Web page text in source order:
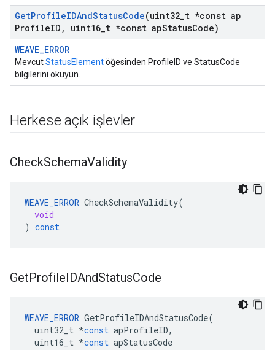
GetProfileIDAndStatusCode(uint32 t *const ap
ProfileID , uint16 t *const apStatusCode)
WEAVE_ERROR
MevcutStatusElementöğesinden ProfileID ve StatusCode
bilgilerini okuyun.
Herkese açık işlevler
CheckSchemaValidity
WEAVE_ERROR CheckSchemaValidity(
void
) const
GetProfileIDAndStatusCode
WEAVE_ERROR GetProfileIDAndStatusCode(
uint32_t *const apProfileID,
uint16_t *const apStatusCode